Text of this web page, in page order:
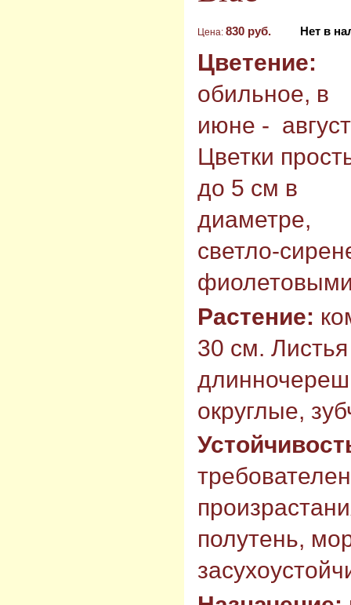
Цена: 830 руб. Нет в
Цветение:
обильное, в
июне -
Цветки
до 5 см в
диаметре,
светло-
Растение:
30 см.
округлые,
полутень,